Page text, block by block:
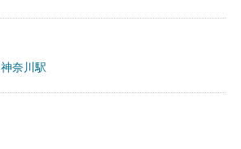
神奈川駅